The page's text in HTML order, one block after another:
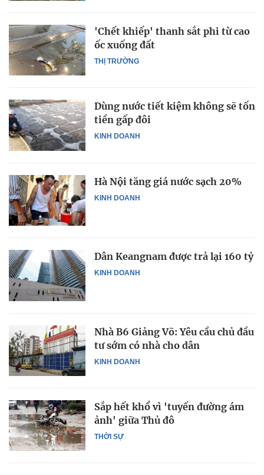
THỊ TRƯỜNG
'Chết khiếp' thanh sắt phi từ cao
ốc xuống đất
KINH DOANH
Dùng nước tiết kiệm không sẽ tốn
tiền gấp đôi
KINH DOANH
Hà Nội tăng giá nước sạch 20%
KINH DOANH
Dân Keangnam được trả lại 160 tỷ
KINH DOANH
Nhà B6 Giảng Võ: Yêu cầu chủ đầu
tư sớm có nhà cho dân
THỜI SỰ
Sắp hết khổ vì 'tuyến đường ám
ảnh' giữa Thủ đô